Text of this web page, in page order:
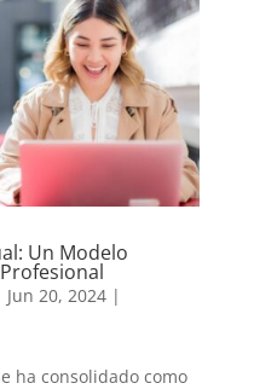
Un Modelo
Jun 20, 2024|
ha consolidado como